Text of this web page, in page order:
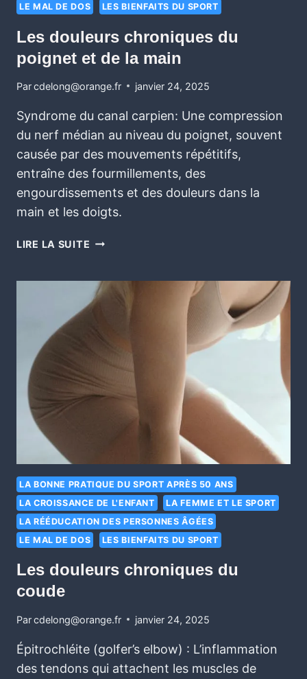
LE MAL DE DOS
LES BIENFAITS DU SPORT
Les douleurs chroniques du
poignet et de la main
Parcdelong@orange.fr janvier 24, 2025
Syndrome du canal carpien: Une compression
du nerf médian au niveau du poignet, souvent
causée par des mouvements répétitifs,
entraîne des fourmillements, des
engourdissements et des douleurs dans la
main et les doigts.
LIRE LA SUITE
LA BONNE PRATIQUE DU SPORT APRÈS 50 ANS
LA CROISSANCE DE L'ENFANT
LA FEMME ET LE SPORT
LA RÉÉDUCATION DES PERSONNES ÂGÉES
LE MAL DE DOS
LES BIENFAITS DU SPORT
Les douleurs chroniques du
coude
Parcdelong@orange.fr janvier 24, 2025
Épitrochléite (golfer’s elbow) : L’inflammation
des tendons qui attachent les muscles de